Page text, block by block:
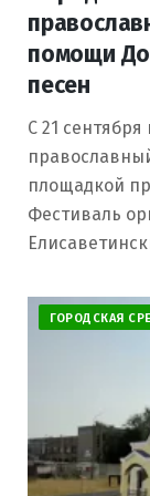
помощи
песен
С 21
площадкой
Фестиваль
ГОРОДСКАЯ